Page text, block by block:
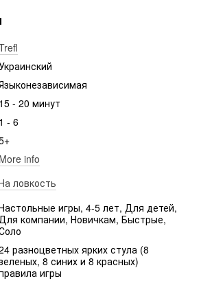
Украинский
15 - 20 минут
1 - 6
More info
ловкость
игры, 4-5 лет, Для детей,
компании, Новичкам, Быстрые,
разноцветных ярких стула (8
8 синих и 8 красных)
игры